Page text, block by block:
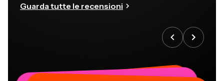
Guarda tutte le recensioni